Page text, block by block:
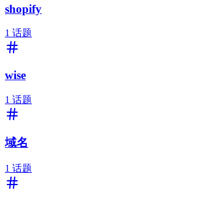
shopify
1 话题
wise
1 话题
域名
1 话题